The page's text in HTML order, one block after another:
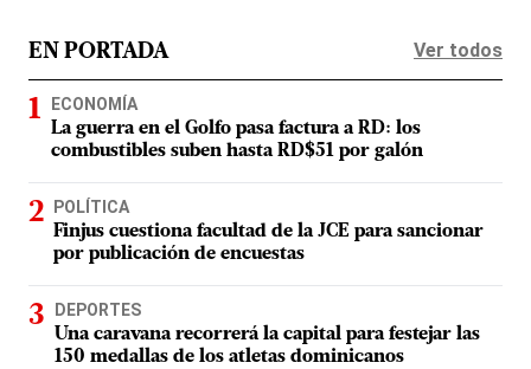
EN PORTADA Ver todos
ECONOMÍA
La guerra en el Golfo pasa factura a RD: los
combustibles suben hasta RD$51 por galón
POLÍTICA
Finjus cuestiona facultad de la JCE para sancionar
por publicación de encuestas
DEPORTES
Una caravana recorrerá la capital para festejar las
150 medallas de los atletas dominicanos